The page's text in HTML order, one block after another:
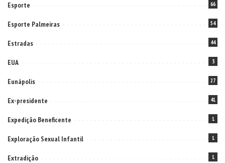
Esporte 66
Esporte Palmeiras 54
Estradas 44
EUA 3
Eunápolis 27
Ex-presidente 41
Expedição Beneficente 1
Exploração Sexual Infantil 1
Extradição 1